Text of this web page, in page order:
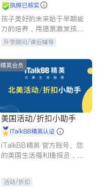
执照已核实
孩子美好的未来始于早期能
力的培养，用愿景激发孩子
的学习潜力和动力。理念：
拥有成长型心态是成功的基
石。
升学顾问/课后辅导
精英会员
美国活动/折扣小助手
iTalkBB精英认证
iTalkBB精英 官方账号。您
的美国生活福利播报员，精
专属福利。
活动/折扣